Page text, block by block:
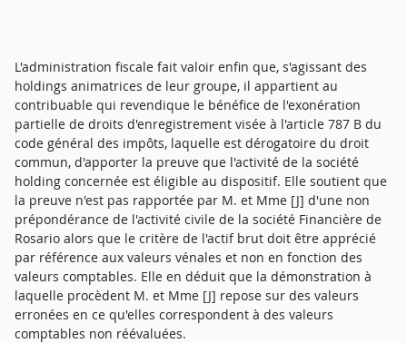
L'administration fiscale fait valoir enfin que, s'agissant des
holdings animatrices de leur groupe, il appartient au
contribuable qui revendique le bénéfice de l'exonération
partielle de droits d'enregistrement visée à l'article 787 B du
code général des impôts, laquelle est dérogatoire du droit
commun, d'apporter la preuve que l'activité de la société
holding concernée est éligible au dispositif. Elle soutient que
la preuve n'est pas rapportée par M. et Mme [J] d'une non
prépondérance de l'activité civile de la société Financière de
Rosario alors que le critère de l'actif brut doit être apprécié
par référence aux valeurs vénales et non en fonction des
valeurs comptables. Elle en déduit que la démonstration à
laquelle procèdent M. et Mme [J] repose sur des valeurs
erronées en ce qu'elles correspondent à des valeurs
comptables non réévaluées.